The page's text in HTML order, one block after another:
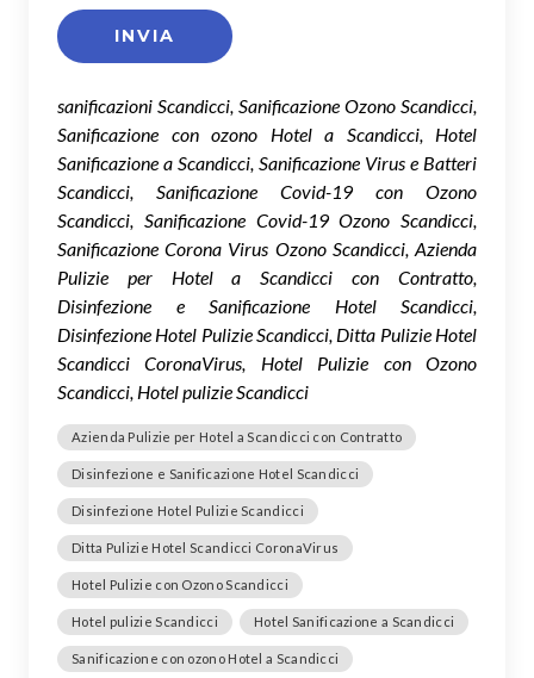
sanificazioni Scandicci, Sanificazione Ozono Scandicci,
Sanificazione con ozono Hotel a Scandicci, Hotel
Sanificazione a Scandicci, Sanificazione Virus e Batteri
Scandicci, Sanificazione Covid-19 con Ozono
Scandicci, Sanificazione Covid-19 Ozono Scandicci,
Sanificazione Corona Virus Ozono Scandicci, Azienda
Pulizie per Hotel a Scandicci con Contratto,
Disinfezione e Sanificazione Hotel Scandicci,
Disinfezione Hotel Pulizie Scandicci, Ditta Pulizie Hotel
Scandicci CoronaVirus, Hotel Pulizie con Ozono
Scandicci, Hotel pulizie Scandicci
Azienda Pulizie per Hotel a Scandicci con Contratto
Disinfezione e Sanificazione Hotel Scandicci
Disinfezione Hotel Pulizie Scandicci
Ditta Pulizie Hotel Scandicci CoronaVirus
Hotel Pulizie con Ozono Scandicci
Hotel pulizie Scandicci Hotel Sanificazione a Scandicci
Sanificazione con ozono Hotel a Scandicci